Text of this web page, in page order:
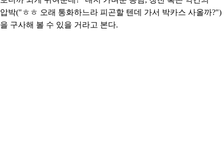
압박("ㅎㅎ 오래 통화하느라 피곤할 텐데 가서 박카스 사올까?")
을 구사해 볼 수 있을 거라고 본다.